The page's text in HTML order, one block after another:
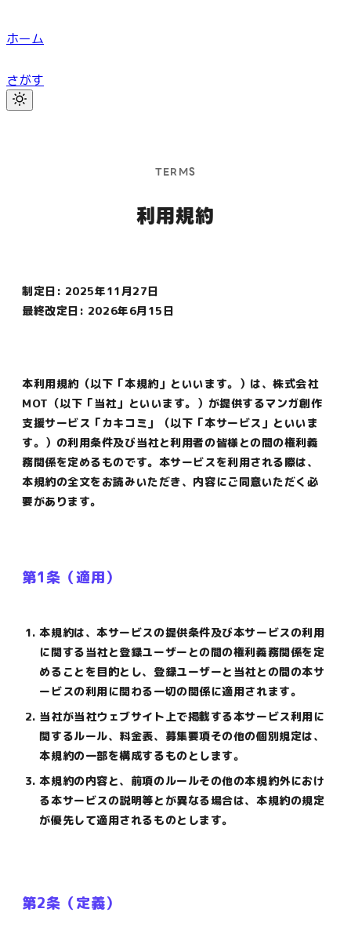
ホーム
さがす
TERMS
利用規約
制定日: 2025年11月27日
最終改定日: 2026年6月15日
本利用規約（以下「本規約」といいます。）は、株式会社
MOT（以下「当社」といいます。）が提供するマンガ創作
支援サービス「カキコミ」（以下「本サービス」といいま
す。）の利用条件及び当社と利用者の皆様との間の権利義
務関係を定めるものです。本サービスを利用される際は、
本規約の全文をお読みいただき、内容にご同意いただく必
要があります。
第1条（適用）
本規約は、本サービスの提供条件及び本サービスの利用
に関する当社と登録ユーザーとの間の権利義務関係を定
めることを目的とし、登録ユーザーと当社との間の本サ
ービスの利用に関わる一切の関係に適用されます。
当社が当社ウェブサイト上で掲載する本サービス利用に
関するルール、料金表、募集要項その他の個別規定は、
本規約の一部を構成するものとします。
本規約の内容と、前項のルールその他の本規約外におけ
る本サービスの説明等とが異なる場合は、本規約の規定
が優先して適用されるものとします。
第2条（定義）